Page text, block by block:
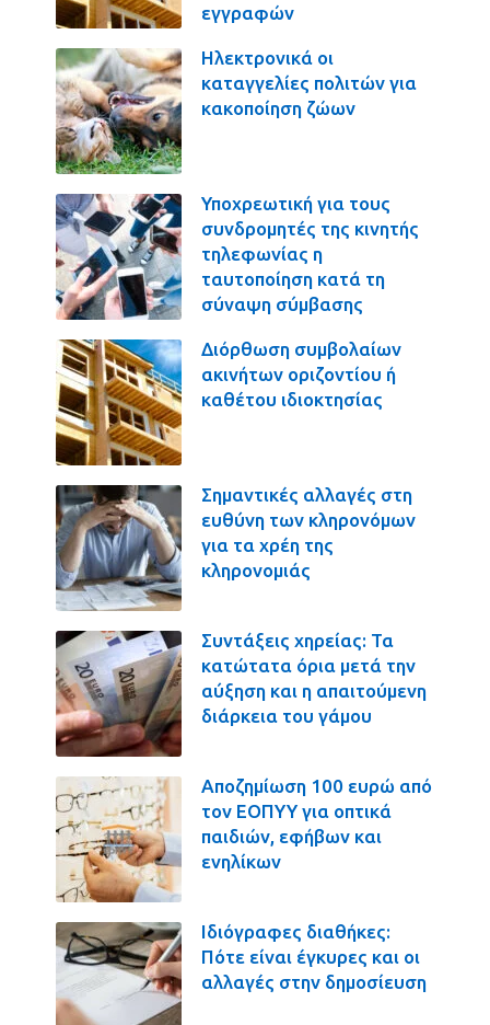
εγγραφών
Ηλεκτρονικά οι
καταγγελίες πολιτών για
κακοποίηση ζώων
Υποχρεωτική για τους
συνδρομητές της κινητής
τηλεφωνίας η
ταυτοποίηση κατά τη
σύναψη σύμβασης
Διόρθωση συμβολαίων
ακινήτων οριζοντίου ή
καθέτου ιδιοκτησίας
Σημαντικές αλλαγές στη
ευθύνη των κληρονόμων
για τα χρέη της
κληρονομιάς
Συντάξεις χηρείας: Τα
κατώτατα όρια μετά την
αύξηση και η απαιτούμενη
διάρκεια του γάμου
Αποζημίωση 100 ευρώ από
τον ΕΟΠΥΥ για οπτικά
παιδιών, εφήβων και
ενηλίκων
Ιδιόγραφες διαθήκες:
Πότε είναι έγκυρες και οι
αλλαγές στην δημοσίευση